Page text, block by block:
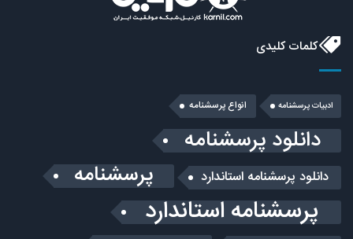
کلمات کلیدی
ادبیات پرسشنامه انواع پرسشنامه
دانلود پرسشنامه
دانلود پرسشنامه استاندارد پرسشنامه
پرسشنامه استاندارد